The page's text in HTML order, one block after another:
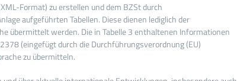
Format) zu erstellen und dem BZSt durch
aufgeführten Tabellen. Diese dienen lediglich der
übermittelt werden. Die in Tabelle 3 enthaltenen Informationen
(eingefügt durch die Durchführungsverordnung (EU)
zu übermitteln.